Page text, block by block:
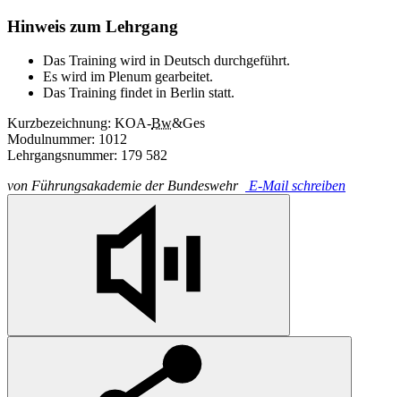
Hinweis zum Lehrgang
Das Training wird in Deutsch durchgeführt.
Es wird im Plenum gearbeitet.
Das Training findet in Berlin statt.
Kurzbezeichnung: KOA-Bw&Ges
Modulnummer: 1012
Lehrgangsnummer: 179 582
von Führungsakademie der Bundeswehr E-Mail schreiben